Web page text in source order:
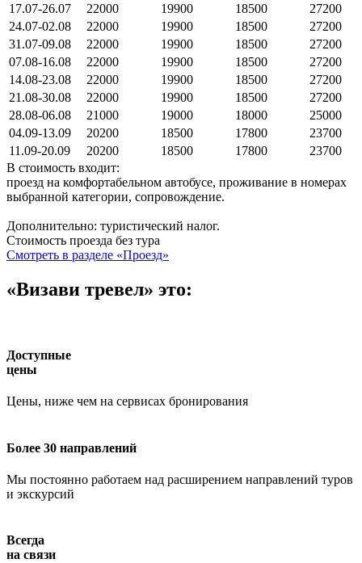
17.07-26.07
22000 19900 18500
27200
24.07-02.08
22000 19900 18500
27200
31.07-09.08
22000 19900 18500
27200
07.08-16.08
22000 19900 18500
27200
14.08-23.08
22000 19900 18500
27200
21.08-30.08
22000 19900 18500
27200
28.08-06.08
21000 19000 18000
25000
04.09-13.09
20200 18500 17800
23700
11.09-20.09
20200 18500 17800
23700
В стоимость входит:
проезд на комфортабельном автобусе, проживание в номерах
выбранной категории, сопровождение.
Дополнительно: туристический налог.
Стоимость проезда без тура
Смотреть в разделе «Проезд»
«Визави тревел» это:
Доступные
цены
Цены, ниже чем на сервисах бронирования
Более 30 направлений
Мы постоянно работаем над расширением направлений туров
и экскурсий
Всегда
на связи